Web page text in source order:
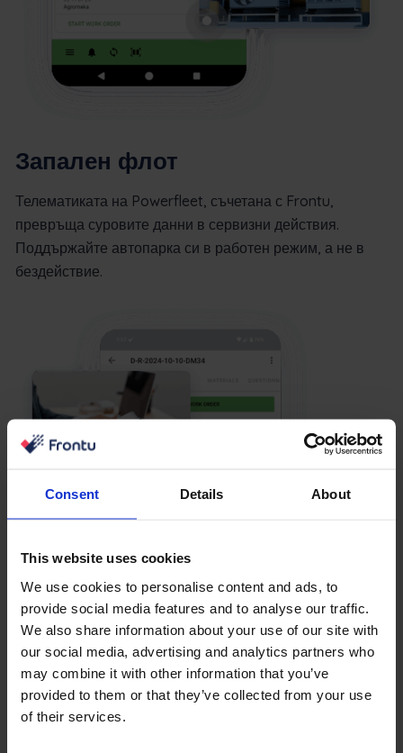
Consent Details About
This website uses cookies
We use cookies to personalise content and ads, to
provide social media features and to analyse our traffic.
We also share information about your use of our site with
our social media, advertising and analytics partners who
may combine it with other information that you’ve
provided to them or that they’ve collected from your use
of their services.
Запален флот
Телематиката на Powerfleet, съчетана с Frontu,
превръща суровите данни в сервизни действия.
Поддържайте автопарка си в работен режим, а не в
бездействие.